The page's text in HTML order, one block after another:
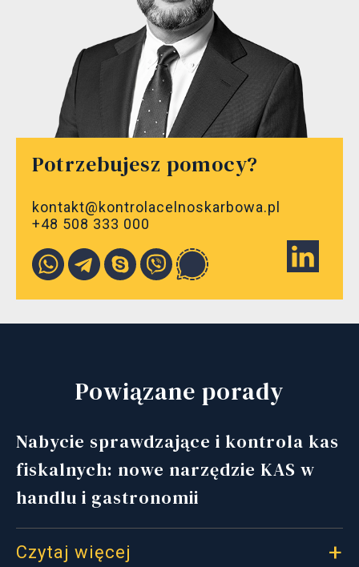
Potrzebujesz pomocy?
kontakt@kontrolacelnoskarbowa.pl
+48 508 333 000
Powiązane porady
Nabycie sprawdzające i kontrola kas
fiskalnych: nowe narzędzie KAS w
handlu i gastronomii
Czytaj więcej